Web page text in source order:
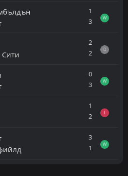
1
3
W
Сити
2
2
D
0
3
W
1
2
L
3
1
W